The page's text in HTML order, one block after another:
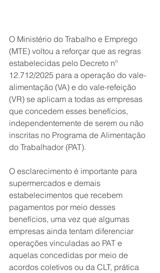
O Ministério do Trabalho e Emprego
(MTE) voltou a reforçar que as regras
estabelecidas pelo Decreto nº
12.712/2025 para a operação do vale-
alimentação (VA) e do vale-refeição
(VR) se aplicam a todas as empresas
que concedem esses benefícios,
independentemente de serem ou não
inscritas no Programa de Alimentação
do Trabalhador (PAT).
O esclarecimento é importante para
supermercados e demais
estabelecimentos que recebem
pagamentos por meio desses
benefícios, uma vez que algumas
empresas ainda tentam diferenciar
operações vinculadas ao PAT e
aquelas concedidas por meio de
acordos coletivos ou da CLT, prática